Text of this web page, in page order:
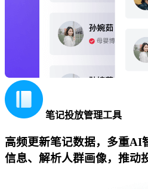
笔记投放管理工具
高频更新笔记数据，多重AI
信息、解析人群画像，推动